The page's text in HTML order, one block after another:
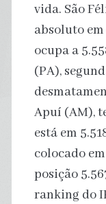
vida. São
absoluto
ocupa a
(PA),
Apuí (AM),
está em
colocado
posição
ranking do